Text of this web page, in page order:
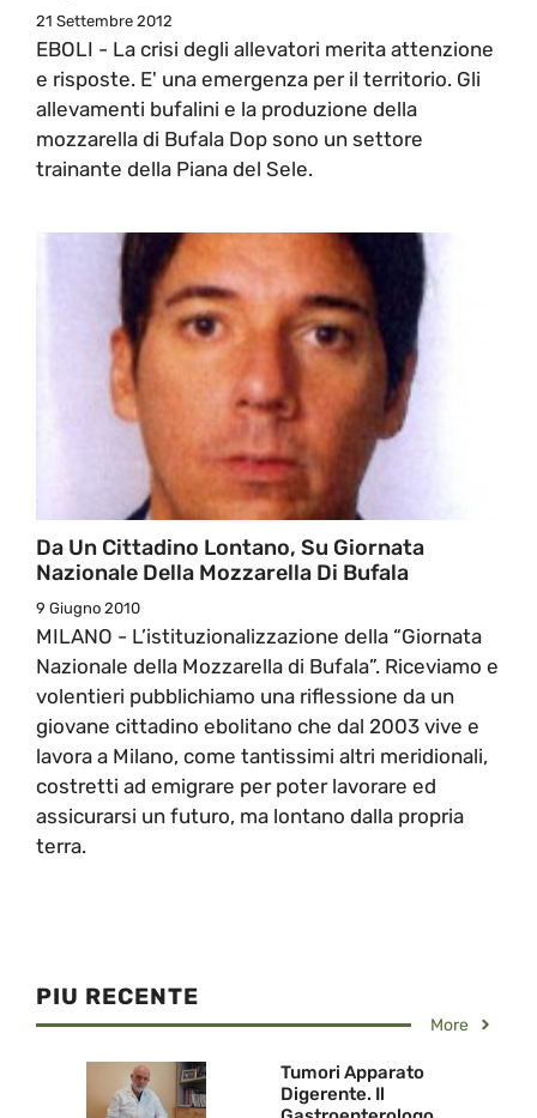
21 Settembre 2012
EBOLI - La crisi degli allevatori merita attenzione
e risposte. E' una emergenza per il territorio. Gli
allevamenti bufalini e la produzione della
mozzarella di Bufala Dop sono un settore
trainante della Piana del Sele.
Da Un Cittadino Lontano, Su Giornata
Nazionale Della Mozzarella Di Bufala
9 Giugno 2010
MILANO - L’istituzionalizzazione della “Giornata
Nazionale della Mozzarella di Bufala”. Riceviamo e
volentieri pubblichiamo una riflessione da un
giovane cittadino ebolitano che dal 2003 vive e
lavora a Milano, come tantissimi altri meridionali,
costretti ad emigrare per poter lavorare ed
assicurarsi un futuro, ma lontano dalla propria
terra.
PIU RECENTE
More
Tumori Apparato
Digerente. Il